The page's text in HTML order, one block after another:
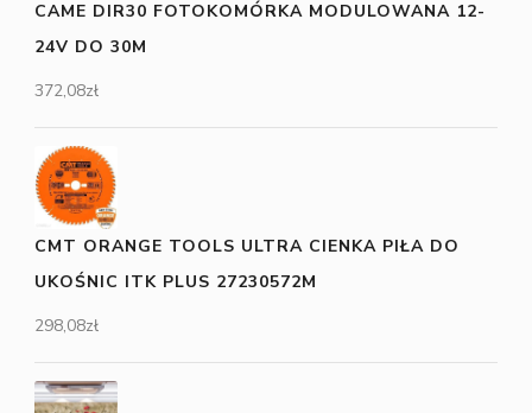
CAME DIR30 FOTOKOMÓRKA MODULOWANA 12-
24V DO 30M
372,08zł
CMT ORANGE TOOLS ULTRA CIENKA PIŁA DO
UKOŚNIC ITK PLUS 27230572M
298,08zł